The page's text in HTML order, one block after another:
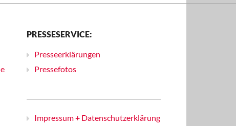
PRESSESERVICE:
Presseerklärungen
Pressefotos
Impressum + Datenschutzerklärung